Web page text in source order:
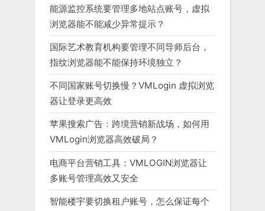
能源监控系统要管理多地站点账号，虚拟
浏览器能不能减少异常提示？
国际艺术教育机构要管理不同导师后台，
指纹浏览器能不能保持环境独立？
不同国家账号切换慢？VMLogin 虚拟浏览
器让登录更高效
苹果搜索广告：跨境营销新战场，如何用
VMLogin浏览器高效破局？
电商平台营销工具：VMLOGIN浏览器让
多账号管理高效又安全
智能楼宇要切换租户账号，怎么保证每个